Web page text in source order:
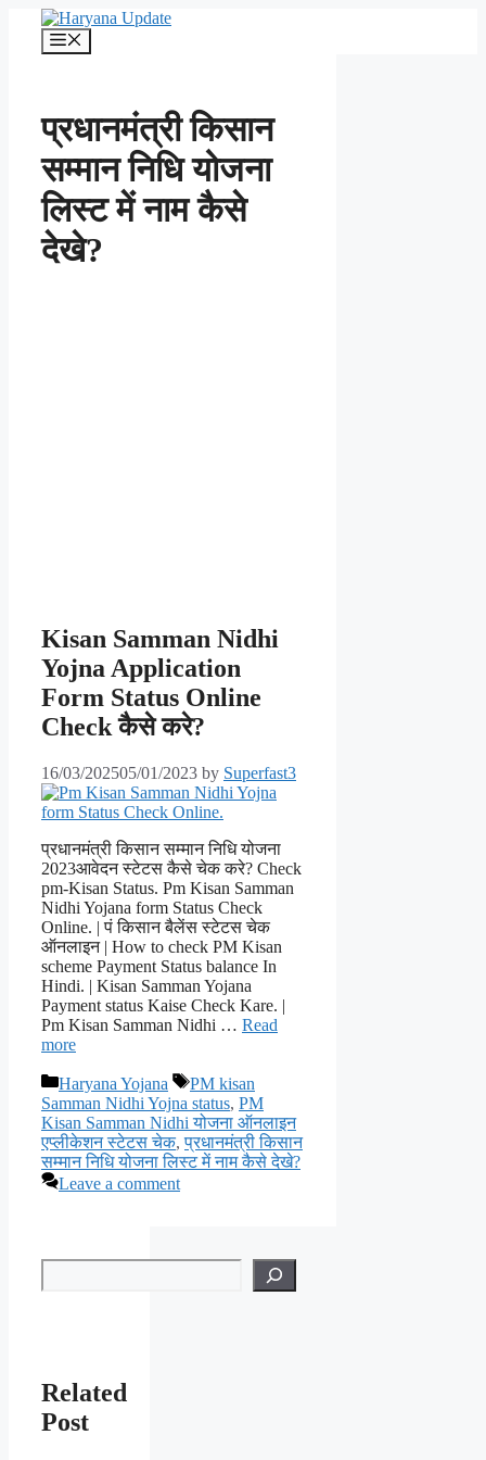
content
प्रधानमंत्री किसान
सम्मान निधि योजना
लिस्ट में नाम कैसे
देखे?
Kisan Samman Nidhi
Yojna Application
Form Status Online
Check कैसे करे?
16/03/202505/01/2023 by Superfast3
प्रधानमंत्री किसान सम्मान निधि योजना
2023आवेदन स्टेटस कैसे चेक करे? Check
pm-Kisan Status. Pm Kisan Samman
Nidhi Yojana form Status Check
Online. | पं किसान बैलेंस स्टेटस चेक
ऑनलाइन | How to check PM Kisan
scheme Payment Status balance In
Hindi. | Kisan Samman Yojana
Payment status Kaise Check Kare. |
Pm Kisan Samman Nidhi … Read
more
Categories
Haryana Yojana Tags
PM kisan
Samman Nidhi Yojna status, PM
Kisan Samman Nidhi योजना ऑनलाइन
एप्लीकेशन स्टेटस चेक,प्रधानमंत्री किसान
सम्मान निधि योजना लिस्ट में नाम कैसे देखे?
Leave a comment
Search
Related
Post